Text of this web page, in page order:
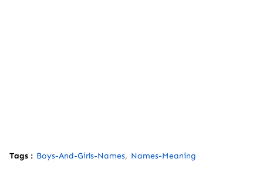
Tags : Boys-And-Girls-Names Names-Meaning